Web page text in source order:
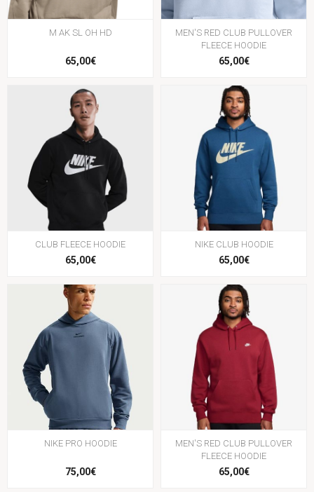
M AK SL OH HD
65,00€
MEN'S RED CLUB PULLOVER
FLEECE HOODIE
65,00€
CLUB FLEECE HOODIE
65,00€
NIKE CLUB HOODIE
65,00€
NIKE PRO HOODIE
75,00€
MEN'S RED CLUB PULLOVER
FLEECE HOODIE
65,00€